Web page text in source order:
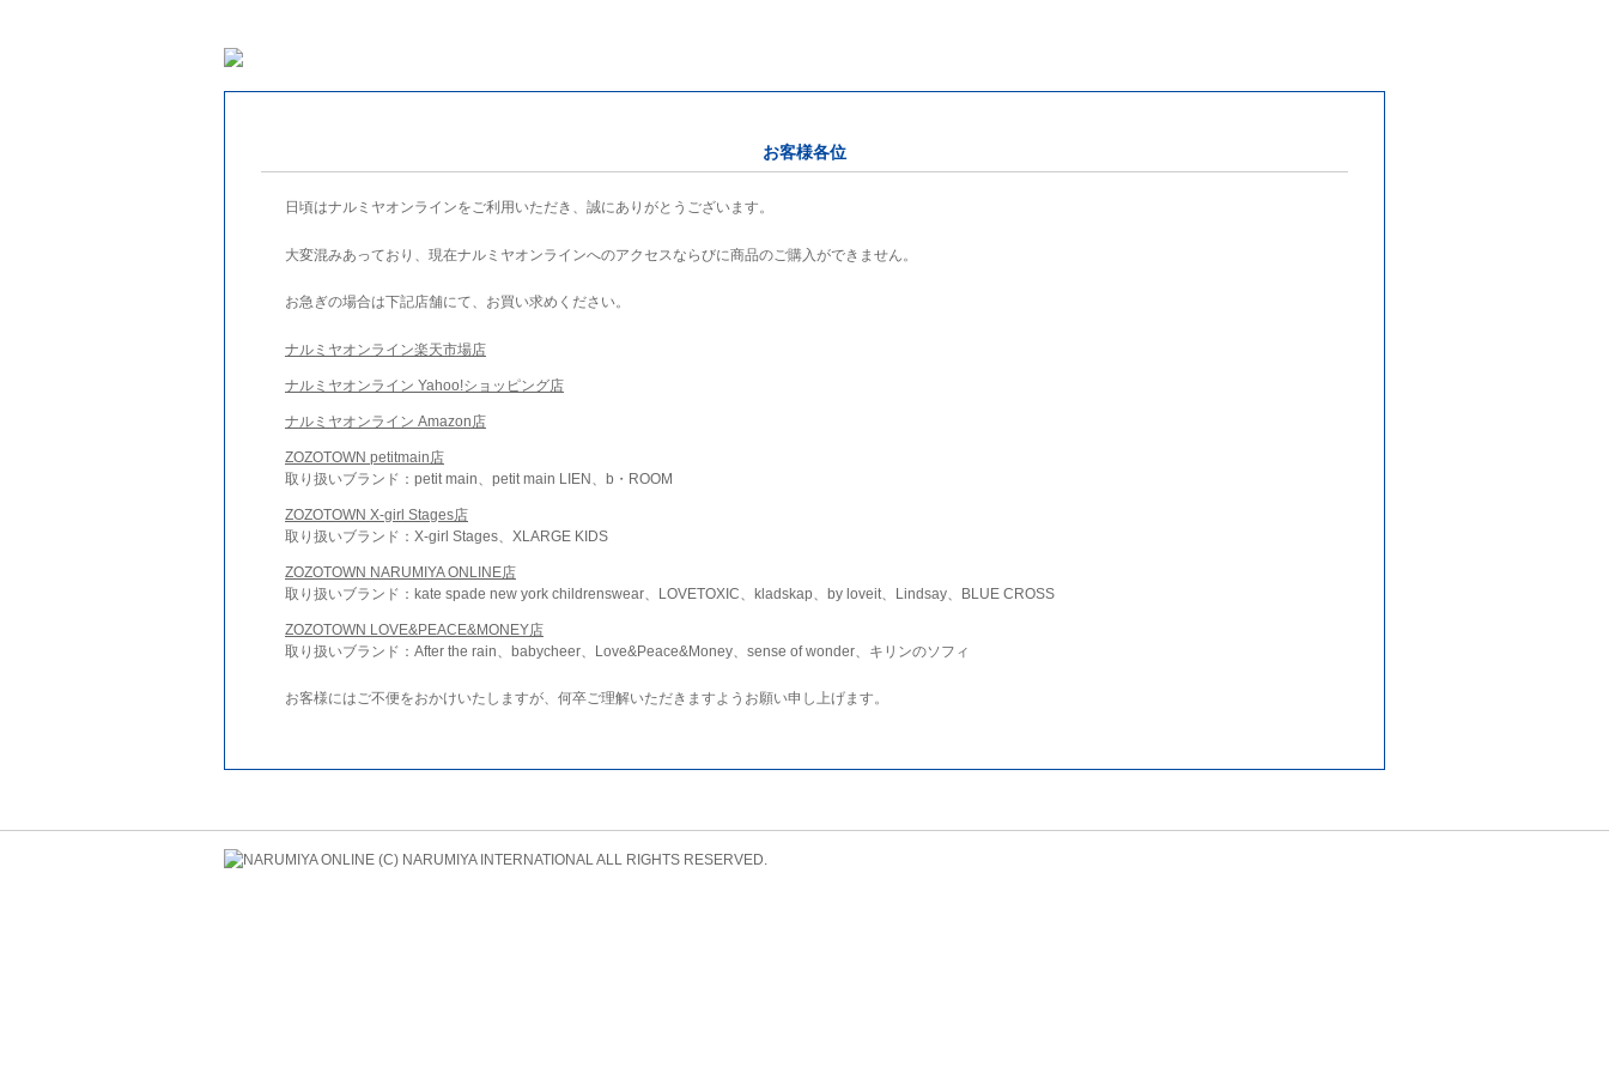
お客様各位
日頃はナルミヤオンラインをご利用いただき、誠にありがとうございます。
大変混みあっており、現在ナルミヤオンラインへのアクセスならびに商品のご購入ができません。
お急ぎの場合は下記店舗にて、お買い求めください。
ナルミヤオンライン楽天市場店
ナルミヤオンライン Yahoo!ショッピング店
ナルミヤオンライン Amazon店
ZOZOTOWN petitmain店
取り扱いブランド：petit main、petit main LIEN、b・ROOM
ZOZOTOWN X-girl Stages店
取り扱いブランド：X-girl Stages、XLARGE KIDS
ZOZOTOWN NARUMIYA ONLINE店
取り扱いブランド：kate spade new york childrenswear、LOVETOXIC、kladskap、by loveit、Lindsay、BLUE CROSS
ZOZOTOWN LOVE&PEACE&MONEY店
取り扱いブランド：After the rain、babycheer、Love&Peace&Money、sense of wonder、キリンのソフィ
お客様にはご不便をおかけいたしますが、何卒ご理解いただきますようお願い申し上げます。